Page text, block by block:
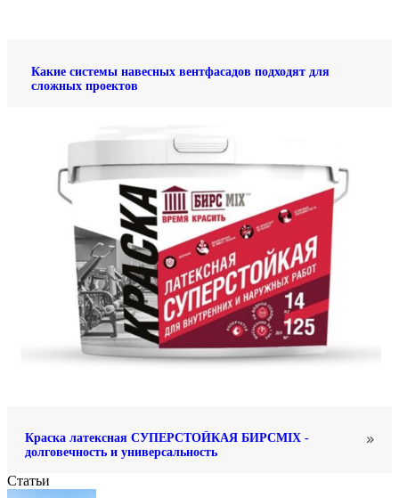
Какие системы навесных вентфасадов подходят для
сложных проектов
Краска латексная СУПЕРСТОЙКАЯ БИРСMIX -
долговечность и универсальность
Статьи